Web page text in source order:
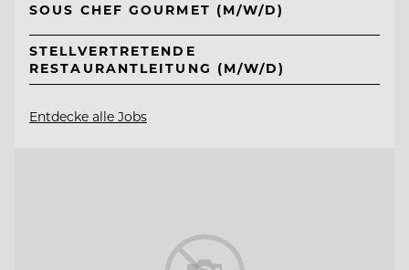
SOUS CHEF GOURMET (M/W/D)
STELLVERTRETENDE
RESTAURANTLEITUNG (M/W/D)
Entdecke alle Jobs